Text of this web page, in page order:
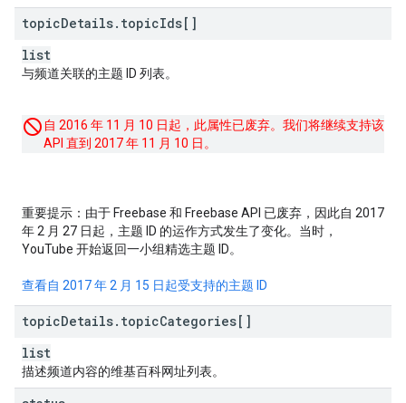
topicDetails. topicIds[]
list
与频道关联的主题 ID 列表。
自 2016 年 11 月 10 日起，此属性已废弃。我们将继续支持该
API 直到 2017 年 11 月 10 日。
重要提示 ：由于 Freebase 和 Freebase API 已废弃，因此自 2017
年 2 月 27 日起，主题 ID 的运作方式发生了变化。当时，
YouTube 开始返回一小组精选主题 ID。
查看自 2017 年 2 月 15 日起受支持的主题 ID
topicDetails. topicCategories[]
list
描述频道内容的维基百科网址列表。